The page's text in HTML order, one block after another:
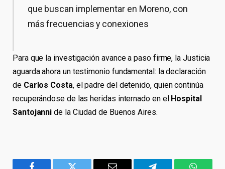
que buscan implementar en Moreno, con
más frecuencias y conexiones
Para que la investigación avance a paso firme, la Justicia
aguarda ahora un testimonio fundamental: la declaración
de Carlos Costa, el padre del detenido, quien continúa
recuperándose de las heridas internado en el Hospital
Santojanni de la Ciudad de Buenos Aires.